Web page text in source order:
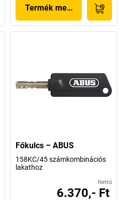
Termék megjelenítése
Főkulcs – ABUS
158KC/45 számkombinációs
lakathoz
Nettó
6.370,- Ft